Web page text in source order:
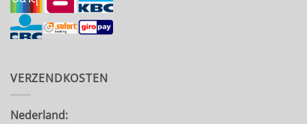
VERZENDKOSTEN
Nederland: